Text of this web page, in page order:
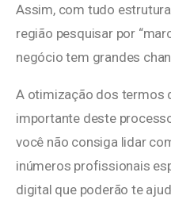
Assim, com tudo
região pesquisar por
negócio tem grandes
A otimização dos termos
importante deste
você não consiga lidar
inúmeros profissionais
digital que poderão te